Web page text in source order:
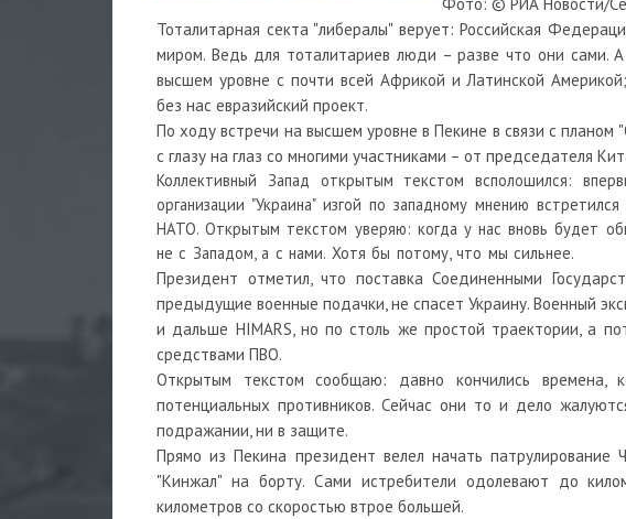
Тоталитарная секта "либералы" верует: Российская
миром. Ведь для тоталитариев люди – разве что они сами.
высшем уровне с почти всей Африкой и Латинской
без нас евразийский проект.
По ходу встречи на высшем уровне в Пекине в связи с
с глазу на глаз со многими участниками – от председателя
Коллективный Запад открытым текстом всполошился:
организации "Украина" изгой по западному мнению
НАТО. Открытым текстом уверяю: когда у нас вновь будет
не с Западом, а с нами. Хотя бы потому, что мы сильнее.
Президент отметил, что поставка Соединенными
предыдущие военные подачки, не спасет Украину. Военный
и дальше HIMARS, но по столь же простой траектории, а
средствами ПВО.
Открытым текстом сообщаю: давно кончились времена,
потенциальных противников. Сейчас они то и дело
подражании, ни в защите.
Прямо из Пекина президент велел начать патрулирование
"Кинжал" на борту. Сами истребители одолевают до
километров со скоростью втрое большей.